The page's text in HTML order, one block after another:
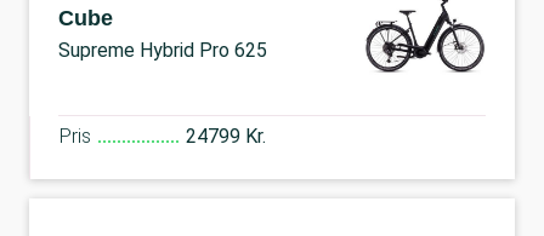
Cube
Supreme Hybrid Pro 625
Pris 24799 Kr.